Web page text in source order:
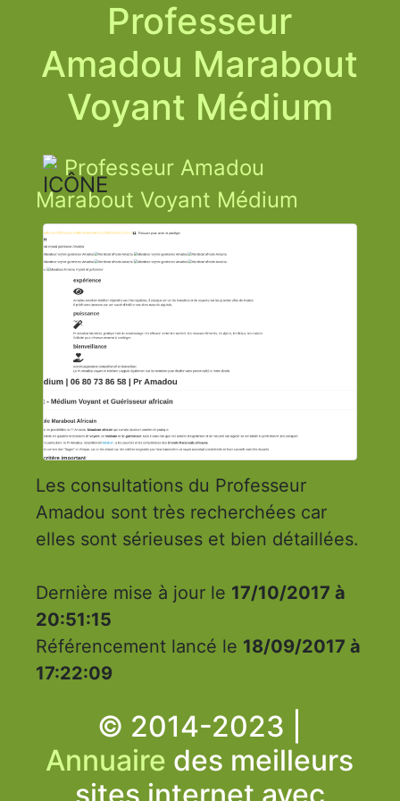
Professeur
Amadou Marabout
Voyant Médium
Professeur Amadou
Marabout Voyant Médium
Les consultations du Professeur
Amadou sont très recherchées car
elles sont sérieuses et bien détaillées.
Dernière mise à jour le 17/10/2017 à
20:51:15
Référencement lancé le 18/09/2017 à
17:22:09
© 2014-2023 |
Annuaire des meilleurs